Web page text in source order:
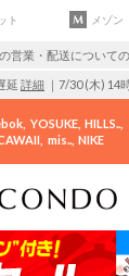
ト メゾン
営業・配送について
延 詳細 ｜7/30 (木) 14
YOSUKE HILLS..
mis.. NIKE